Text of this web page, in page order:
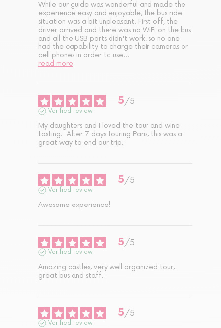
While our guide was wonderful and made the
experience easy and enjoyable, the bus ride
situation was a bit unpleasant. First off, the
driver arrived and there was no WiFi on the bus
and all the USB ports didn't work, so no one
had the capability to charge their cameras or
cell phones in order to use...
read more
5/5
Verified review
My daughters and I loved the tour and wine
tasting.  After 7 days touring Paris, this was a
great way to end our trip.
5/5
Verified review
Awesome experience!
5/5
Verified review
Amazing castles, very well organized tour,
great bus and staff.
5/5
Verified review